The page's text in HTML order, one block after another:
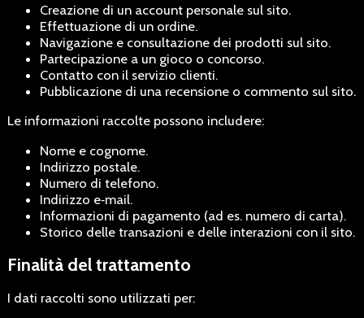
Creazione di un account personale sul sito.
Effettuazione di un ordine.
Navigazione e consultazione dei prodotti sul sito.
Partecipazione a un gioco o concorso.
Contatto con il servizio clienti.
Pubblicazione di una recensione o commento sul sito.
Le informazioni raccolte possono includere:
Nome e cognome.
Indirizzo postale.
Numero di telefono.
Indirizzo e‑mail.
Informazioni di pagamento (ad es. numero di carta).
Storico delle transazioni e delle interazioni con il sito.
Finalità del trattamento
I dati raccolti sono utilizzati per: